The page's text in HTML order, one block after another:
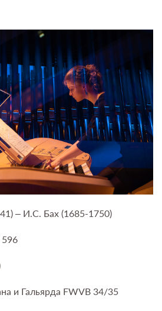
– И.С. Бах (1685-1750)
и Гальярда FWVB 34/35